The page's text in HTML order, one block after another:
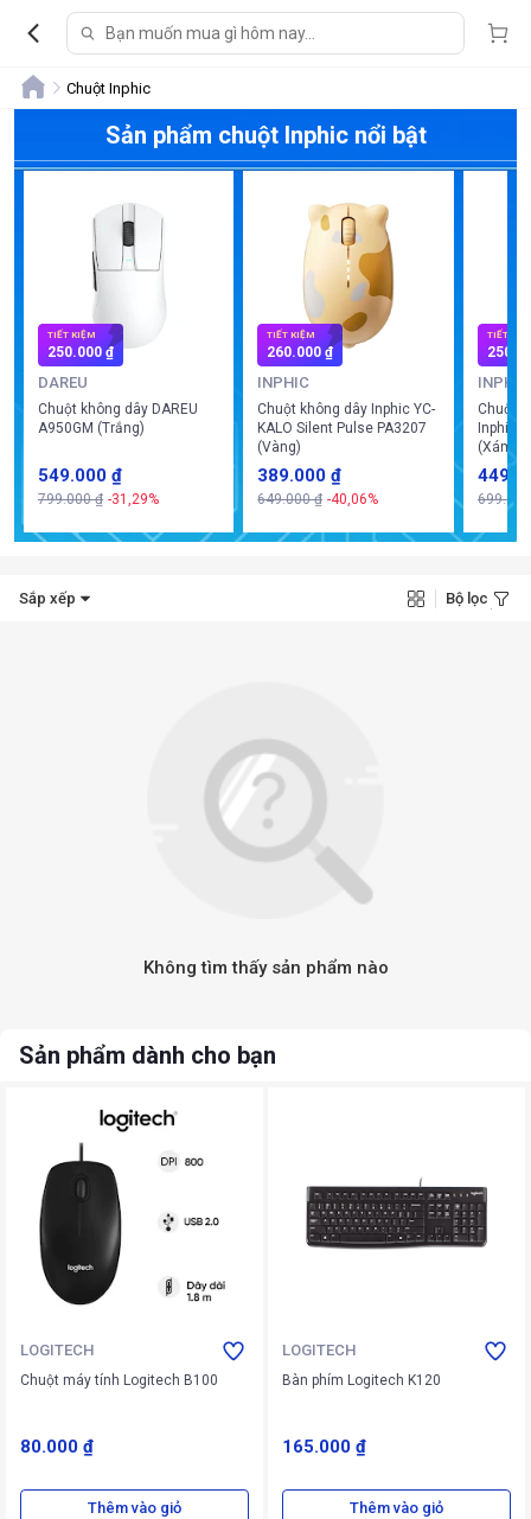
Chuột Inphic
Sản phẩm chuột Inphic nổi bật
TIẾT KIỆM
250.000 ₫
DAREU
Chuột không dây DAREU
A950GM (Trắng)
549.000 ₫
799.000 ₫ -31,29%
TIẾT KIỆM
260.000 ₫
INPHIC
Chuột không dây Inphic YC-
KALO Silent Pulse PA3207
(Vàng)
389.000 ₫
649.000 ₫ -40,06%
TIẾT
INPHIC
Chuột
Inphic
(Xám)
Sắp xếp Bộ lọc
Không tìm thấy sản phẩm nào
Sản phẩm dành cho bạn
LOGITECH
Chuột máy tính Logitech B100
80.000 ₫
Thêm vào giỏ
LOGITECH
Bàn phím Logitech K120
165.000 ₫
Thêm vào giỏ